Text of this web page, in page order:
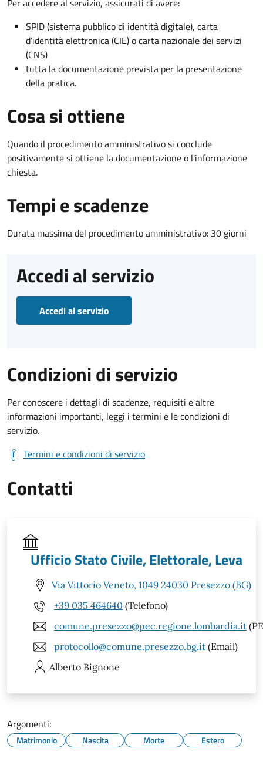
Per accedere al servizio, assicurati di avere:
SPID (sistema pubblico di identità digitale), carta
d’identità elettronica (CIE) o carta nazionale dei servizi
(CNS)
tutta la documentazione prevista per la presentazione
della pratica.
Cosa si ottiene
Quando il procedimento amministrativo si conclude
positivamente si ottiene la documentazione o l'informazione
chiesta.
Tempi e scadenze
Durata massima del procedimento amministrativo: 30 giorni
Accedi al servizio
Accedi al servizio
Condizioni di servizio
Per conoscere i dettagli di scadenze, requisiti e altre
informazioni importanti, leggi i termini e le condizioni di
servizio.
Termini e condizioni di servizio
Contatti
Ufficio Stato Civile, Elettorale, Leva
Via Vittorio Veneto, 1049 24030 Presezzo (BG)
+39 035 464640 (Telefono)
comune.presezzo@pec.regione.lombardia.it
protocollo@comune.presezzo.bg.it (Email)
Alberto Bignone
Argomenti:
Matrimonio Nascita Morte Estero